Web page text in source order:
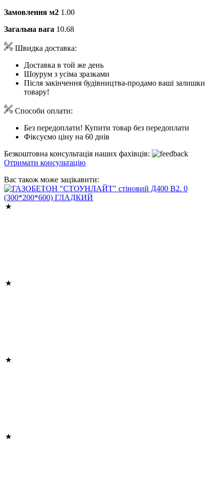
Замовлення м2 1.00
Загальна вага 10.68
Швидка доставка:
Доставка в той же день
Шоурум з усіма зразками
Після закінчення будівництва-продамо ваші залишки
товару!
Способи оплати:
Без передоплати! Купити товар без передоплати
Фіксуємо ціну на 60 днів
Безкоштовна консультація наших фахівців:
Отримати консультацію
Вас також може зацікавити: